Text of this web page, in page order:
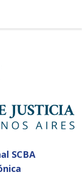
SCBA